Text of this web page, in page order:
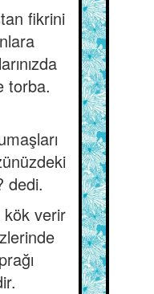
fikrini
torba.
dedi.
kök verir